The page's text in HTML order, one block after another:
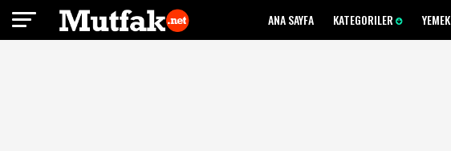
ANA SAYFA KATEGORILER YEMEK